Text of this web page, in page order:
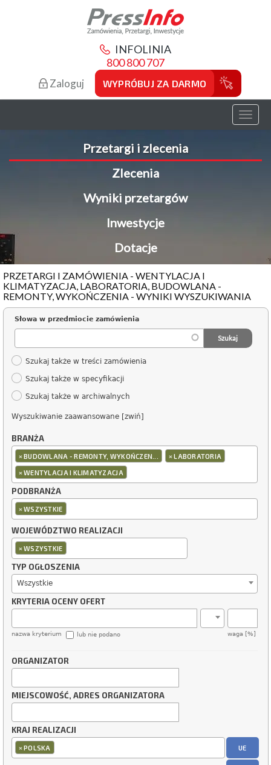
INFOLINIA
800 800 707
Zaloguj WYPRÓBUJ ZA DARMO
Toggle
Przetargi i zlecenia
Zlecenia
Wyniki przetargów
Inwestycje
Dotacje
PRZETARGI I ZAMÓWIENIA - WENTYLACJA I
KLIMATYZACJA, LABORATORIA, BUDOWLANA -
REMONTY, WYKOŃCZENIA - WYNIKI WYSZUKIWANIA
Słowa w przedmiocie zamówienia
Szukaj także w treści zamówienia
Szukaj także w specyfikacji
Szukaj także w archiwalnych
Wyszukiwanie zaawansowane [zwiń]
BRANŻA
×BUDOWLANA - REMONTY, WYKOŃCZEN... ×LABORATORIA
×WENTYLACJA I KLIMATYZACJA
PODBRANŻA
×WSZYSTKIE
WOJEWÓDZTWO REALIZACJI
×WSZYSTKIE
TYP OGŁOSZENIA
Wszystkie
KRYTERIA OCENY OFERT
nazwa kryterium waga [%]
lub nie podano
ORGANIZATOR
MIEJSCOWOŚĆ, ADRES ORGANIZATORA
KRAJ REALIZACJI
×POLSKA UE